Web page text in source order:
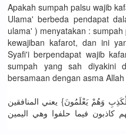
Apakah sumpah palsu wajib
Ulama' berbeda pendapat
ulama' ) menyatakan :
kewajiban kafarot, dan ini
Syafi'i berpendapat wajib
sumpah yang sah diyakini
bersamaan dengan asma
عَلَى ٱلْكَذِبِ وَهُمْ يَعْلَمُونَ} يعني المنافقين
كاذبون فيما حلفوا وهي اليمين